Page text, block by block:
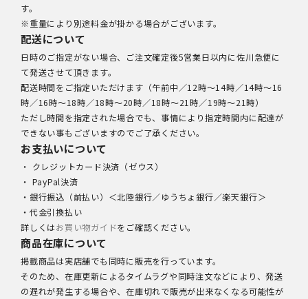
す。
※重量により別途料金が掛かる場合がございます。
配送について
日時のご指定がない場合、ご注文確定後5営業日以内に佐川急便に
て発送させて頂きます。
配送時間をご指定いただけます（午前中／12時～14時／14時～16
時／16時～18時／18時～20時／18時～21時／19時～21時）
ただし時間を指定された場合でも、事情により指定時間内に配達が
できない事もございますのでご了承ください。
お支払いについて
・ クレジットカード決済（ゼウス）
・ PayPal決済
・銀行振込（前払い）＜北陸銀行／ゆうちょ銀行／楽天銀行＞
・代金引換払い
詳しくはお買い物ガイドをご確認ください。
商品在庫について
掲載商品は実店舗でも同時に販売を行っています。
そのため、在庫更新によるタイムラグや同時注文などにより、発送
の遅れが発生する場合や、在庫切れで販売が出来なくなる可能性が